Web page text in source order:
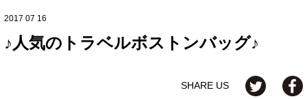
2017 07 16
♪人気のトラベルボストンバッグ♪
SHARE US